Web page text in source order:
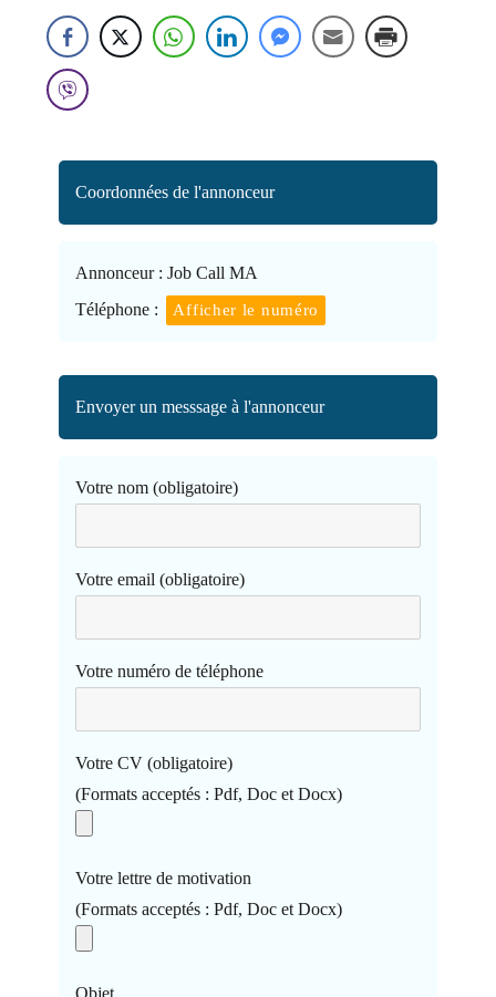
Coordonnées de l'annonceur
Annonceur : Job Call MA
Téléphone :
Afficher le numéro
Envoyer un messsage à l'annonceur
Votre nom (obligatoire)
Votre email (obligatoire)
Votre numéro de téléphone
Votre CV (obligatoire)
(Formats acceptés : Pdf, Doc et Docx)
Votre lettre de motivation
(Formats acceptés : Pdf, Doc et Docx)
Objet